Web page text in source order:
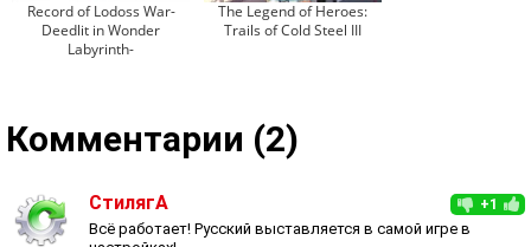
Record of Lodoss War-
Deedlit in Wonder
Labyrinth-
The Legend of Heroes:
Trails of Cold Steel III
Комментарии (2)
+1
СтилягА
Всё работает! Русский выставляется в самой игре в